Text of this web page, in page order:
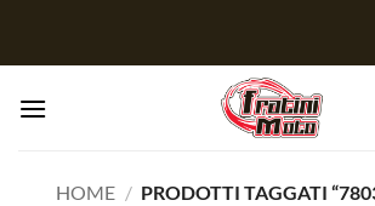
HOME / PRODOTTI TAGGATI